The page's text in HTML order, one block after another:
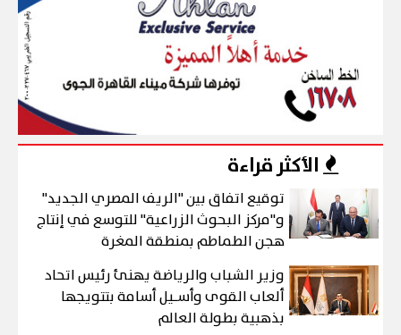
الأكثر قراءة
توقيع اتفاق بين "الريف المصري الجديد"
و"مركز البحوث الزراعية" للتوسع في إنتاج
هجن الطماطم بمنطقة المغرة
وزير الشباب والرياضة يهنئ رئيس اتحاد
ألعاب القوى وأسـيل أسامة بتتويجها
بذهبية بطولة العالم